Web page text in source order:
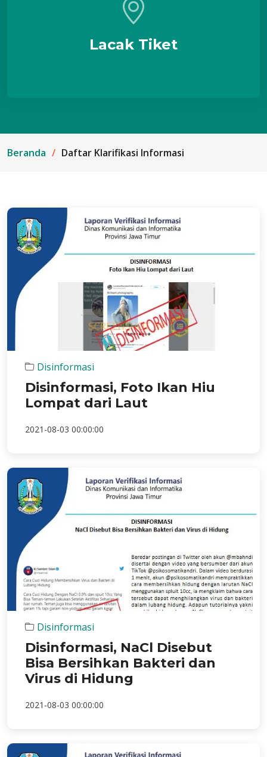
Lacak Tiket
Beranda Daftar Klarifikasi Informasi
Disinformasi
Disinformasi, Foto Ikan Hiu
Lompat dari Laut
2021-08-03 00:00:00
Disinformasi
Disinformasi, NaCl Disebut
Bisa Bersihkan Bakteri dan
Virus di Hidung
2021-08-03 00:00:00